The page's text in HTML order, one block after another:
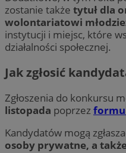
zostanie także tytuł dla
wolontariatowi
instytucji i miejsc, które
działalności społecznej.
Jak zgłosić
Zgłoszenia do konkursu
listopada poprzez
Kandydatów mogą
osoby prywatne, a